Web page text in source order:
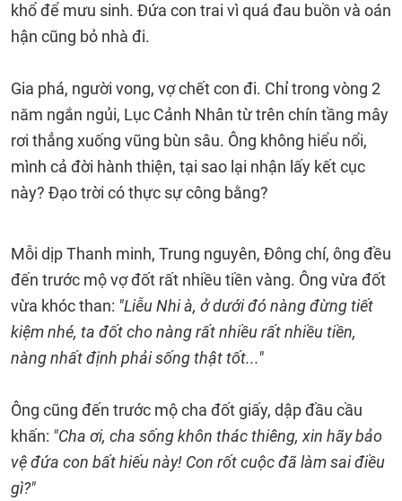
khổ để mưu sinh. Đứa con trai vì quá đau buồn và oán
hận cũng bỏ nhà đi.
Gia phá, người vong, vợ chết con đi. Chỉ trong vòng 2
năm ngắn ngủi, Lục Cảnh Nhân từ trên chín tầng mây
rơi thẳng xuống vũng bùn sâu. Ông không hiểu nổi,
mình cả đời hành thiện, tại sao lại nhận lấy kết cục
này? Đạo trời có thực sự công bằng?
Mỗi dịp Thanh minh, Trung nguyên, Đông chí, ông đều
đến trước mộ vợ đốt rất nhiều tiền vàng. Ông vừa đốt
vừa khóc than: "Liễu Nhi à, ở dưới đó nàng đừng tiết
kiệm nhé, ta đốt cho nàng rất nhiều rất nhiều tiền,
nàng nhất định phải sống thật tốt..."
Ông cũng đến trước mộ cha đốt giấy, dập đầu cầu
khấn: "Cha ơi, cha sống khôn thác thiêng, xin hãy bảo
vệ đứa con bất hiếu này! Con rốt cuộc đã làm sai điều
gì?"